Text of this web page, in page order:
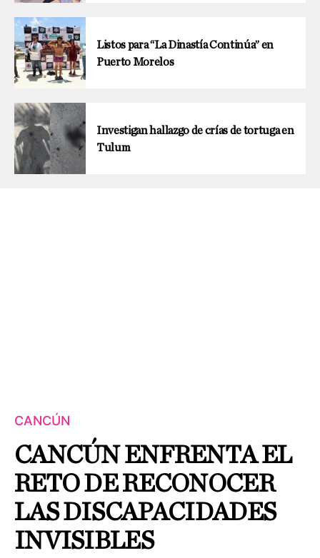
Listos para “La Dinastía Continúa” en
Puerto Morelos
Investigan hallazgo de crías de tortuga en
Tulum
CANCÚN
CANCÚN ENFRENTA EL
RETO DE RECONOCER
LAS DISCAPACIDADES
INVISIBLES